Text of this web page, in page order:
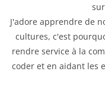
J'adore apprendre de
cultures, c'est
rendre service à la
coder et en aidant les